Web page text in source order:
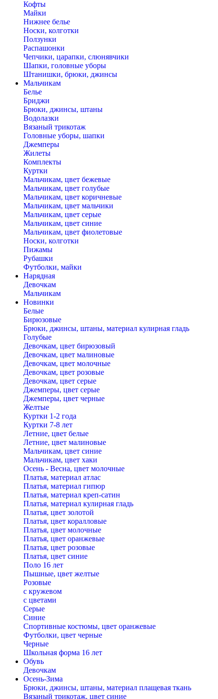
Кофты
Майки
Нижнее белье
Носки, колготки
Ползунки
Распашонки
Чепчики, царапки, слюнявчики
Шапки, головные уборы
Штанишки, брюки, джинсы
Мальчикам
Белье
Бриджи
Брюки, джинсы, штаны
Водолазки
Вязаный трикотаж
Головные уборы, шапки
Джемперы
Жилеты
Комплекты
Куртки
Мальчикам, цвет бежевые
Мальчикам, цвет голубые
Мальчикам, цвет коричневые
Мальчикам, цвет мальчики
Мальчикам, цвет серые
Мальчикам, цвет синие
Мальчикам, цвет фиолетовые
Носки, колготки
Пижамы
Рубашки
Футболки, майки
Нарядная
Девочкам
Мальчикам
Новинки
Белые
Бирюзовые
Брюки, джинсы, штаны, материал кулирная гладь
Голубые
Девочкам, цвет бирюзовый
Девочкам, цвет малиновые
Девочкам, цвет молочные
Девочкам, цвет розовые
Девочкам, цвет серые
Джемперы, цвет серые
Джемперы, цвет черные
Желтые
Куртки 1-2 года
Куртки 7-8 лет
Летние, цвет белые
Летние, цвет малиновые
Мальчикам, цвет синие
Мальчикам, цвет хаки
Осень - Весна, цвет молочные
Платья, материал атлас
Платья, материал гипюр
Платья, материал креп-сатин
Платья, материал кулирная гладь
Платья, цвет золотой
Платья, цвет коралловые
Платья, цвет молочные
Платья, цвет оранжевые
Платья, цвет розовые
Платья, цвет синие
Поло 16 лет
Пышные, цвет желтые
Розовые
с кружевом
с цветами
Серые
Синие
Спортивные костюмы, цвет оранжевые
Футболки, цвет черные
Черные
Школьная форма 16 лет
Обувь
Девочкам
Осень-Зима
Брюки, джинсы, штаны, материал плащевая ткань
Вязаный трикотаж, цвет синие